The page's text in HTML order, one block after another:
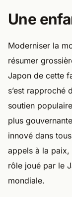
Une
Moderniser la
résumer
Japon de cette
s’est rapproché
soutien
plus
innové dans
appels à la
rôle joué par le
mondiale.